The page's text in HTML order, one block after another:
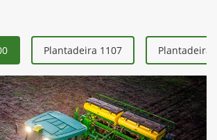
sobre Plantadeira 1100
Plantadeira 1107 Plantadeira